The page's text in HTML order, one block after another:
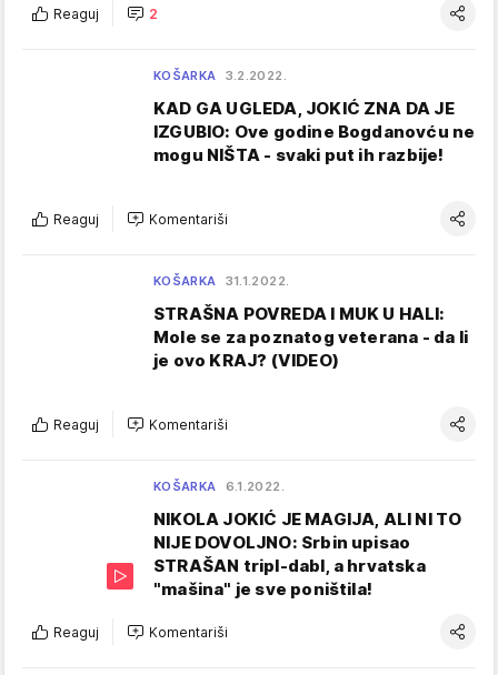
Reaguj 2
KOŠARKA 3.2.2022.
KAD GA UGLEDA, JOKIĆ ZNA DA JE
IZGUBIO: Ove godine Bogdanovću ne
mogu NIŠTA - svaki put ih razbije!
Reaguj Komentariši
KOŠARKA 31.1.2022.
STRAŠNA POVREDA I MUK U HALI:
Mole se za poznatog veterana - da li
je ovo KRAJ? (VIDEO)
Reaguj Komentariši
KOŠARKA 6.1.2022.
NIKOLA JOKIĆ JE MAGIJA, ALI NI TO
NIJE DOVOLJNO: Srbin upisao
STRAŠAN tripl-dabl, a hrvatska
"mašina" je sve poništila!
Reaguj Komentariši